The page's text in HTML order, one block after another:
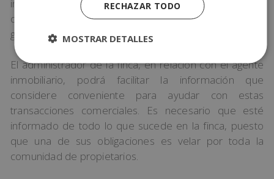
incluye también la de informar al administrador de las
operaciones realizadas en la finca que están
gestionando.
El administrador de la finca, en relación con el agente
inmobiliario, podrá facilitar la información que
considere conveniente para ayudar con estas
transacciones comerciales. Es necesario que esté
informado de todo lo que sucede en la finca, puesto
que una de sus obligaciones es velar por toda la
comunidad de propietarios.
RECHAZAR TODO
MOSTRAR DETALLES